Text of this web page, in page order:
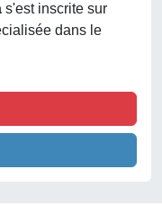
s'est inscrite sur
dans le